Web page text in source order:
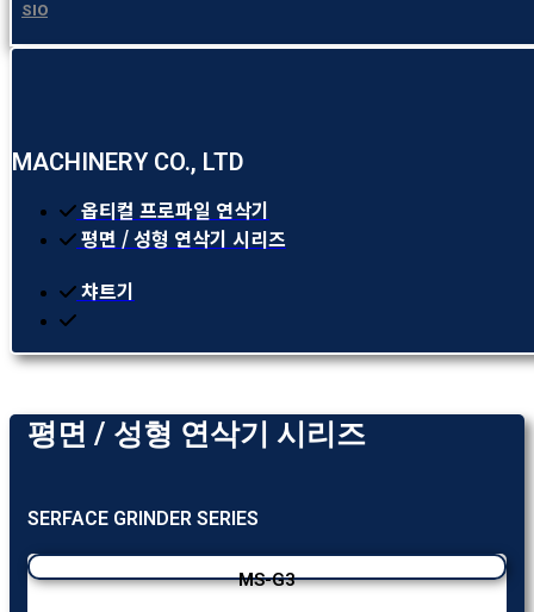
SIO
MACHINERY CO., LTD
옵티컬 프로파일 연삭기
평면 / 성형 연삭기 시리즈
챠트기
평면 / 성형 연삭기 시리즈
SERFACE GRINDER SERIES
MS-G3